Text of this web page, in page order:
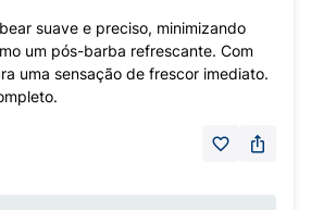
suave e preciso, minimizando
um pós-barba refrescante. Com
uma sensação de frescor imediato.